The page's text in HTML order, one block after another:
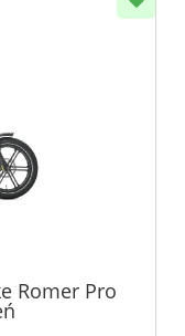
Romer Pro